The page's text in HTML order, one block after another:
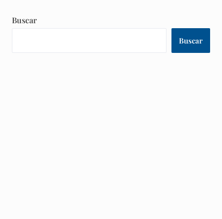
Buscar
Buscar